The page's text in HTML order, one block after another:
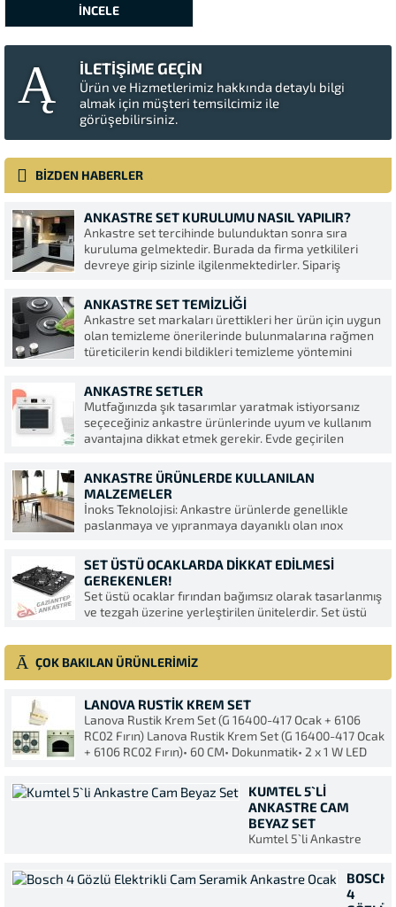
Ankastre Fırın
ÖZELLİKLERAnkastre
Elektrikli FırınA Sınıfı
Enerji66 Litre HacimLED
DisplayPush Butonlu Dijital
Saatli zaman
ayarlayıcılıÇocuk Kilidi6
Pişirme FonksiyonuGril
IzgaraTurbo Fan ve Soğutma
FanıKolay Temizlenebilir...
İNCELE
İLETİŞİME GEÇİN
Ürün ve Hizmetlerimiz hakkında detaylı bilgi
almak için müşteri temsilcimiz ile
görüşebilirsiniz.
BİZDEN HABERLER
ANKASTRE SET KURULUMU NASIL YAPILIR?
Ankastre set tercihinde bulunduktan sonra sıra
kuruluma gelmektedir. Burada da firma yetkilileri
devreye girip sizinle ilgilenmektedirler. Sipariş
vermekte fayda vardır. Buna dikkat etmezseniz
seçmiş olduğunuz set mutfağınıza kötü bir görünüm
katar. Bu da zevksiz...
ANKASTRE SET TEMIZLIĞI
Ankastre set markaları ürettikleri her ürün için uygun
olan temizleme önerilerinde bulunmalarına rağmen
türeticilerin kendi bildikleri temizleme yöntemini
ve kısa ömürlü olmasına neden olmaktadır. Bu yüzden
herhangi bir şey yapmadan önce kullanım kılavuzunu
okumakta...
ANKASTRE SETLER
Mutfağınızda şık tasarımlar yaratmak istiyorsanız
seçeceğiniz ankastre ürünlerinde uyum ve kullanım
avantajına dikkat etmek gerekir. Evde geçirilen
mutfağın dekorasyonunda ihtiyaçlar doğrultusunda
tercihler yapılması gerekir. Farklı markaların farklı
model ve ebatlarında bulunan setlerden
faydalanarak mutfağınıza...
ANKASTRE ÜRÜNLERDE KULLANILAN
MALZEMELER
İnoks Teknolojisi: Ankastre ürünlerde genellikle
paslanmaya ve yıpranmaya dayanıklı olan ınox
yüzeyi herhangi bir koruyucu tabakaya ihtiyaç
duymaz. Bu yüzden de kolayca temizlenen ürünlerdir.
Yormaz ve kolaylıkla dezenfekteedilir. Mikrop ve kir
tutmaz ve...
SET ÜSTÜ OCAKLARDA DIKKAT EDILMESI
GEREKENLER!
Set üstü ocaklar fırından bağımsız olarak tasarlanmış
ve tezgah üzerine yerleştirilen ünitelerdir. Set üstü
vardır. Öncelikle kullanacağınız set üstü ocağın
konumu dikkatli bir şekilde seçmelisiniz. Ocağın
ÇOK BAKILAN ÜRÜNLERİMİZ
LANOVA RUSTIK KREM SET
Lanova Rustik Krem Set (G 16400-417 Ocak + 6106
RC02 Fırın) Lanova Rustik Krem Set (G 16400-417 Ocak
+ 6106 RC02 Fırın)• 60 CM• Dokunmatik• 2 x 1 W LED
KUMTEL 5`LI
ANKASTRE CAM
BEYAZ SET
Kumtel 5`li Ankastre
SF2.KO-50OADF.KO745)
A+ class enerji sınıfı •
beyaz Cam Panel • Harr
BOSCH
4